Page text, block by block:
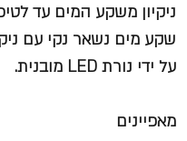
ניקיון משקע המים עד
על ידי נורת LED מובנית.
מאפיינים